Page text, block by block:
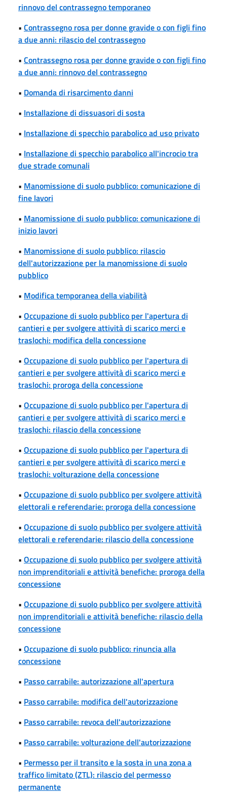
rinnovo del contrassegno temporaneo
• Contrassegno rosa per donne gravide o con figli fino
a due anni: rilascio del contrassegno
• Contrassegno rosa per donne gravide o con figli fino
a due anni: rinnovo del contrassegno
• Domanda di risarcimento danni
• Installazione di dissuasori di sosta
• Installazione di specchio parabolico ad uso privato
• Installazione di specchio parabolico all'incrocio tra
due strade comunali
• Manomissione di suolo pubblico: comunicazione di
fine lavori
• Manomissione di suolo pubblico: comunicazione di
inizio lavori
• Manomissione di suolo pubblico: rilascio
dell'autorizzazione per la manomissione di suolo
pubblico
• Modifica temporanea della viabilità
• Occupazione di suolo pubblico per l'apertura di
cantieri e per svolgere attività di scarico merci e
traslochi: modifica della concessione
• Occupazione di suolo pubblico per l'apertura di
cantieri e per svolgere attività di scarico merci e
traslochi: proroga della concessione
• Occupazione di suolo pubblico per l'apertura di
cantieri e per svolgere attività di scarico merci e
traslochi: rilascio della concessione
• Occupazione di suolo pubblico per l'apertura di
cantieri e per svolgere attività di scarico merci e
traslochi: volturazione della concessione
• Occupazione di suolo pubblico per svolgere attività
elettorali e referendarie: proroga della concessione
• Occupazione di suolo pubblico per svolgere attività
elettorali e referendarie: rilascio della concessione
• Occupazione di suolo pubblico per svolgere attività
non imprenditoriali e attività benefiche: proroga della
concessione
• Occupazione di suolo pubblico per svolgere attività
non imprenditoriali e attività benefiche: rilascio della
concessione
• Occupazione di suolo pubblico: rinuncia alla
concessione
• Passo carrabile: autorizzazione all'apertura
• Passo carrabile: modifica dell'autorizzazione
• Passo carrabile: revoca dell'autorizzazione
• Passo carrabile: volturazione dell'autorizzazione
• Permesso per il transito e la sosta in una zona a
traffico limitato (ZTL): rilascio del permesso
permanente